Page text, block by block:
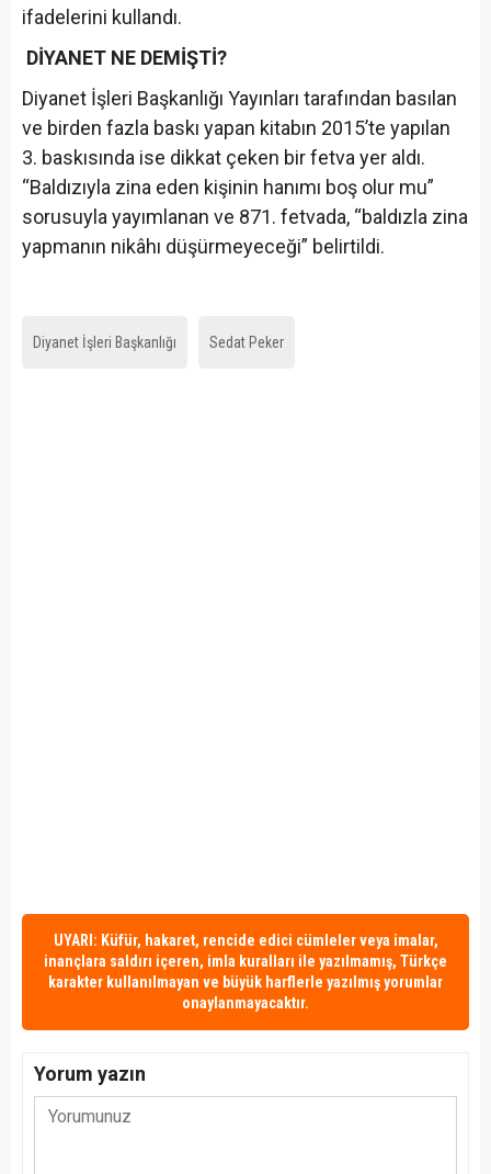
ifadelerini kullandı.
DİYANET NE DEMİŞTİ?
Diyanet İşleri Başkanlığı Yayınları tarafından basılan
ve birden fazla baskı yapan kitabın 2015’te yapılan
3. baskısında ise dikkat çeken bir fetva yer aldı.
“Baldızıyla zina eden kişinin hanımı boş olur mu”
sorusuyla yayımlanan ve 871. fetvada, “baldızla zina
yapmanın nikâhı düşürmeyeceği” belirtildi.
Diyanet İşleri Başkanlığı Sedat Peker
UYARI: Küfür, hakaret, rencide edici cümleler veya imalar,
inançlara saldırı içeren, imla kuralları ile yazılmamış, Türkçe
karakter kullanılmayan ve büyük harflerle yazılmış yorumlar
onaylanmayacaktır.
Yorum yazın